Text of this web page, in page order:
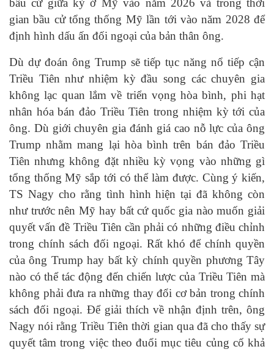
bầu cử giữa kỳ ở Mỹ vào năm 2026 và trong thời
gian bầu cử tổng thống Mỹ lần tới vào năm 2028 để
định hình dấu ấn đối ngoại của bản thân ông.
Dù dự đoán ông Trump sẽ tiếp tục năng nổ tiếp cận
Triều Tiên như nhiệm kỳ đầu song các chuyên gia
không lạc quan lắm về triển vọng hòa bình, phi hạt
nhân hóa bán đảo Triều Tiên trong nhiệm kỳ tới của
ông. Dù giới chuyên gia đánh giá cao nỗ lực của ông
Trump nhằm mang lại hòa bình trên bán đảo Triều
Tiên nhưng không đặt nhiều kỳ vọng vào những gì
tổng thống Mỹ sắp tới có thể làm được. Cùng ý kiến,
TS Nagy cho rằng tình hình hiện tại đã không còn
như trước nên Mỹ hay bất cứ quốc gia nào muốn giải
quyết vấn đề Triều Tiên cần phải có những điều chỉnh
trong chính sách đối ngoại. Rất khó để chính quyền
của ông Trump hay bất kỳ chính quyền phương Tây
nào có thể tác động đến chiến lược của Triều Tiên mà
không phải đưa ra những thay đổi cơ bản trong chính
sách đối ngoại. Để giải thích về nhận định trên, ông
Nagy nói rằng Triều Tiên thời gian qua đã cho thấy sự
quyết tâm trong việc theo đuổi mục tiêu củng cố khả